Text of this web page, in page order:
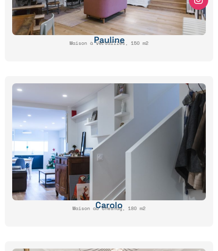
Pauline
Maison à Versailles, 150 m2
Carolo
Maison au Chesnay, 180 m2